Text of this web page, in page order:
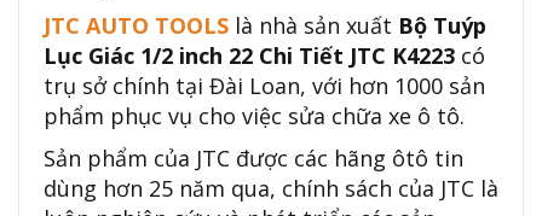
JTC AUTO TOOLS là nhà sản xuất Bộ Tuýp
Lục Giác 1/2 inch 22 Chi Tiết JTC K4223 có
trụ sở chính tại Đài Loan, với hơn 1000 sản
phẩm phục vụ cho việc sửa chữa xe ô tô.
Sản phẩm của JTC được các hãng ôtô tin
dùng hơn 25 năm qua, chính sách của JTC là